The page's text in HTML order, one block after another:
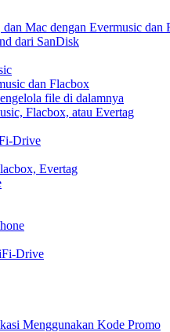
Mac dengan Evermusic dan
dari SanDisk
dan Flacbox
file di dalamnya
Flacbox, atau Evertag
Drive
Evertag
Drive
Menggunakan Kode Promo